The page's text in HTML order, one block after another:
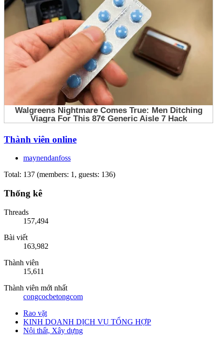
Thành viên online
maynendanfoss
Total: 137 (members: 1, guests: 136)
Thống kê
Threads
157,494
Bài viết
163,982
Thành viên
15,611
Thành viên mới nhất
congcocbetongcom
Rao vặt
KINH DOANH DỊCH VỤ TỔNG HỢP
Nội thất, Xây dựng